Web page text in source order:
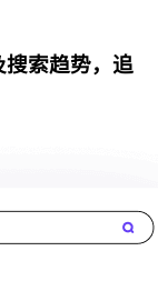
索趋势，追